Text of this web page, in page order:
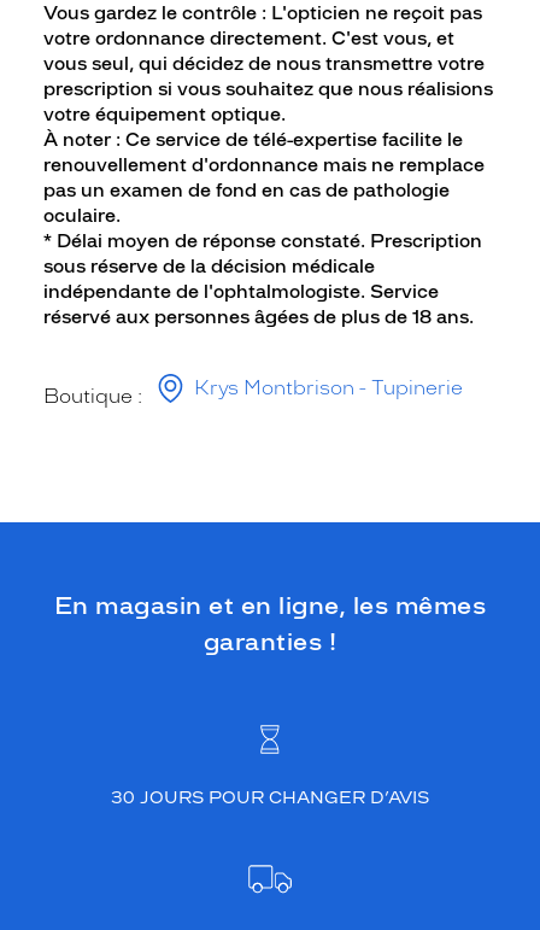
Vous gardez le contrôle : L'opticien ne reçoit pas
votre ordonnance directement. C'est vous, et
vous seul, qui décidez de nous transmettre votre
prescription si vous souhaitez que nous réalisions
votre équipement optique.
À noter : Ce service de télé-expertise facilite le
renouvellement d'ordonnance mais ne remplace
pas un examen de fond en cas de pathologie
oculaire.
* Délai moyen de réponse constaté. Prescription
sous réserve de la décision médicale
indépendante de l'ophtalmologiste. Service
réservé aux personnes âgées de plus de 18 ans.
Boutique : Krys Montbrison - Tupinerie
En magasin et en ligne, les mêmes
garanties !
30 JOURS POUR CHANGER D’AVIS